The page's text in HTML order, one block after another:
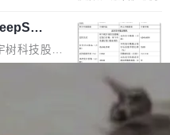
agent 包装
数 coding
的设
队采纳，
助贡献最
句话：LLM
但不能用来
科技股份
结果，杭